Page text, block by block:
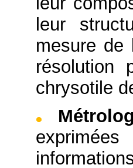
leur
mesure de
résolution
chrysotile